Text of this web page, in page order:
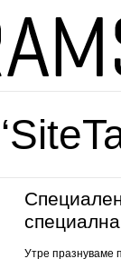
Утре празнуваме